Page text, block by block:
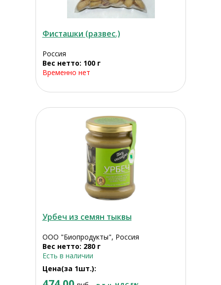
Фисташки (развес.)
Россия
Вес нетто: 100 г
Временно нет
Урбеч из семян тыквы
ООО "Биопродукты", Россия
Вес нетто: 280 г
Есть в наличии
Цена(за 1шт.):